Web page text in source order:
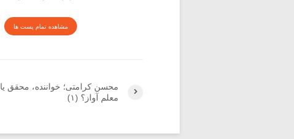
مشاهده تمام پست ها
محسن کرامتی؛ خواننده، محقق یا
معلم آواز؟ (۱)